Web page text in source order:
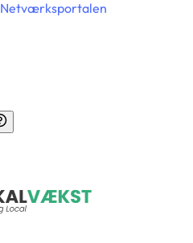
Netværksportalen